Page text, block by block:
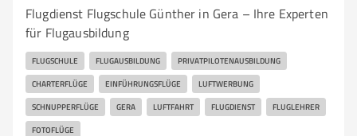
Flugdienst Flugschule Günther in Gera – Ihre Experten
für Flugausbildung
FLUGSCHULE FLUGAUSBILDUNG PRIVATPILOTENAUSBILDUNG
CHARTERFLÜGE EINFÜHRUNGSFLÜGE LUFTWERBUNG
SCHNUPPERFLÜGE GERA LUFTFAHRT FLUGDIENST FLUGLEHRER
FOTOFLÜGE